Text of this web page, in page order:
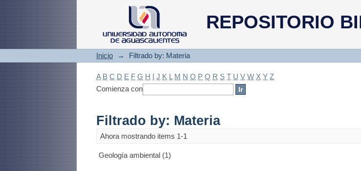
REPOSITORIO
Filtrado by: Materia
Inicio → Filtrado by: Materia
A B C D E F G H I J K L M N O P Q R S T U V W X Y Z
Comienza con
Filtrado by: Materia
Ahora mostrando items 1-1
Geología ambiental (1)